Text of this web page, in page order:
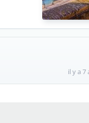
il y a 7